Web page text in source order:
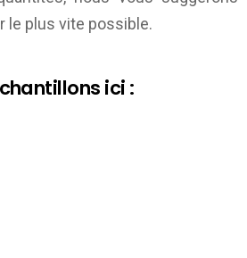
le plus vite possible.
ici :